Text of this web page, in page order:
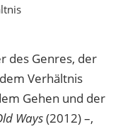
des Genres, der
Verhältnis
Gehen und der
Ways(2012) –,